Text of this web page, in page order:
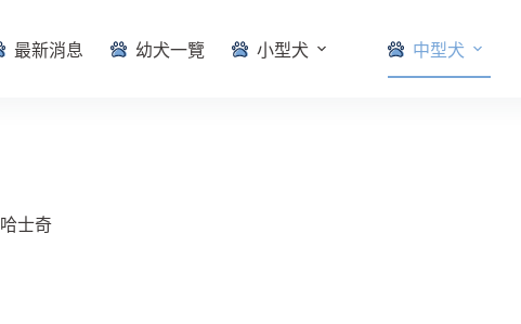
最新消息 幼犬一覽 小型犬 中型犬
哈士奇